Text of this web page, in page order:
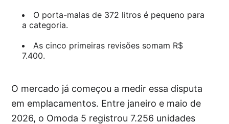
O porta-malas de 372 litros é pequeno para
a categoria.
As cinco primeiras revisões somam R$
7.400.
O mercado já começou a medir essa disputa
em emplacamentos. Entre janeiro e maio de
2026, o Omoda 5 registrou 7.256 unidades